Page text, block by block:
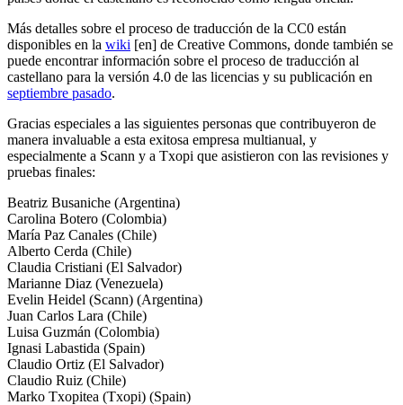
Más detalles sobre el proceso de traducción de la CC0 están
disponibles en la wiki [en] de Creative Commons, donde también se
puede encontrar información sobre el proceso de traducción al
castellano para la versión 4.0 de las licencias y su publicación en
septiembre pasado.
Gracias especiales a las siguientes personas que contribuyeron de
manera invaluable a esta exitosa empresa multianual, y
especialmente a Scann y a Txopi que asistieron con las revisiones y
pruebas finales:
Beatriz Busaniche (Argentina)
Carolina Botero (Colombia)
María Paz Canales (Chile)
Alberto Cerda (Chile)
Claudia Cristiani (El Salvador)
Marianne Diaz (Venezuela)
Evelin Heidel (Scann) (Argentina)
Juan Carlos Lara (Chile)
Luisa Guzmán (Colombia)
Ignasi Labastida (Spain)
Claudio Ortiz (El Salvador)
Claudio Ruiz (Chile)
Marko Txopitea (Txopi) (Spain)